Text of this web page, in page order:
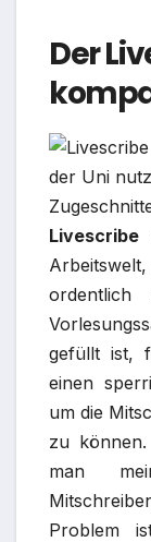
Der
gefüllt ist,
einen
um die
zu
man
Problem